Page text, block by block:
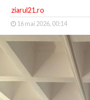
ziarul21.ro
16 mai 2026, 00:14